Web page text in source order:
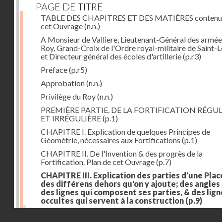
PAGE DE TITRE
TABLE DES CHAPITRES ET DES MATIÈRES
cet Ouvrage(n.n.)
A Monsieur de Valliere, Lieutenant-Général des
Roy, Grand-Croix de l'Ordre royal-militaire de Saint-
et Directeur général des écoles d'artillerie(p.r3)
Préface(p.r5)
Approbation(n.n.)
Privilège du Roy(n.n.)
PREMIÈRE PARTIE. DE LA FORTIFICATION
ET IRRÉGULIÈRE(p.1)
CHAPITRE I. Explication de quelques Principes de
Géométrie, nécessaires aux Fortifications (p.1)
CHAPITRE II. De l'Invention & des progrès de la
Fortification. Plan de cet Ouvrage(p.7)
CHAPITRE III. Explication des parties d'une
des différens dehors qu'on y ajoute; des angles
des lignes qui composent ses parties, & des
occultes qui servent à la construction (p.9)
Des lignes & des angles qui composent les parties